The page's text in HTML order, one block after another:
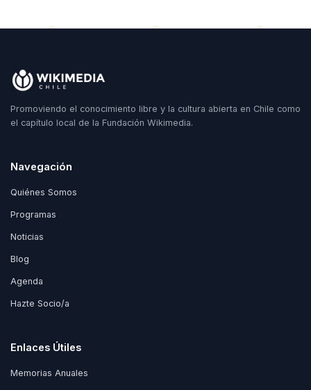
Promoviendo el conocimiento libre y la cultura abierta en Chile como
el capítulo local de la Fundación Wikimedia.
Navegación
Quiénes Somos
Programas
Noticias
Blog
Agenda
Hazte Socio/a
Enlaces Útiles
Memorias Anuales